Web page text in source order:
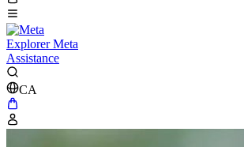
Explorer Meta
Assistance
CA